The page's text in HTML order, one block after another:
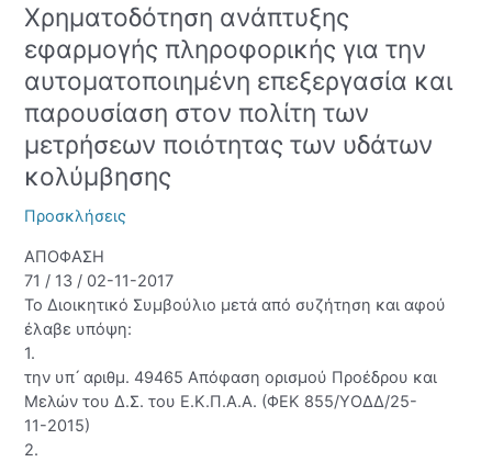
Χρηματοδότηση ανάπτυξης
εφαρμογής πληροφορικής για την
αυτοματοποιημένη επεξεργασία και
παρουσίαση στον πολίτη των
μετρήσεων ποιότητας των υδάτων
κολύμβησης
Προσκλήσεις
ΑΠΟΦΑΣΗ
71 / 13 / 02-11-2017
Το Διοικητικό Συμβούλιο μετά από συζήτηση και αφού
έλαβε υπόψη:
1.
την υπ ́ αριθμ. 49465 Απόφαση ορισμού Προέδρου και
Μελών του Δ.Σ. του Ε.Κ.Π.Α.Α. (ΦΕΚ 855/ΥΟΔΔ/25-
11-2015)
2.
Χρηματοδότηση
ανάπτυξης
εφαρμογής
πληροφορικής
για
αυτοματοποιημένη
επεξεργασία
και
παρουσίαση
στον
πολίτη
των
μετρήσεων
ποιότητας
των
υδάτων
κολύμβησης